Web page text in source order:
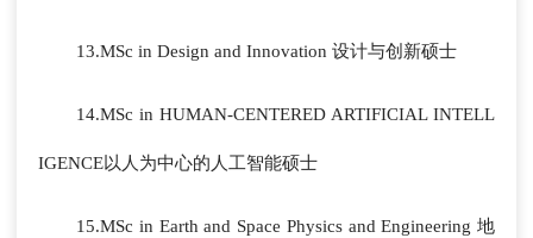
13.MSc in Design and Innovation 设计与创新硕士
14.MSc in HUMAN-CENTERED ARTIFICIAL INTELL
IGENCE以人为中心的人工智能硕士
15.MSc in Earth and Space Physics and Engineering 地